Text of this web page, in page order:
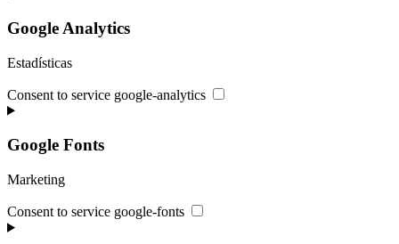
Google Analytics
Estadísticas
Consent to service google-analytics
Google Fonts
Marketing
Consent to service google-fonts